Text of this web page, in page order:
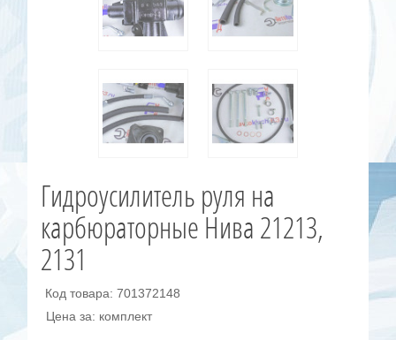
Гидроусилитель руля на
карбюраторные Нива 21213,
2131
Код товара: 701372148
Цена за: комплект